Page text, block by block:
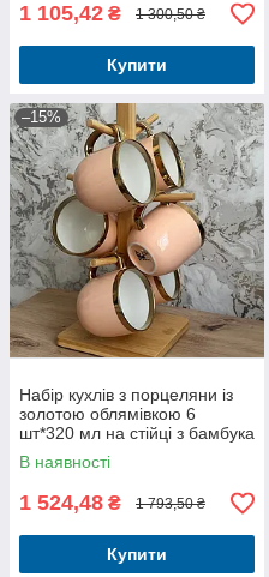
1 105,42 ₴ 1 300,50 ₴
Купити
–15%
Набір кухлів з порцеляни із
золотою облямівкою 6
шт*320 мл на стійці з бамбука
пудрового кольору
В наявності
1 524,48 ₴ 1 793,50 ₴
Купити